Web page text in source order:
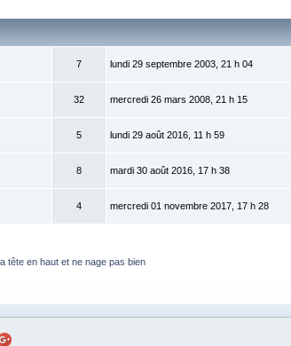
7 lundi 29 septembre 2003, 21 h 04
32 mercredi 26 mars 2008, 21 h 15
5 lundi 29 août 2016, 11 h 59
8 mardi 30 août 2016, 17 h 38
4 mercredi 01 novembre 2017, 17 h 28
tête en haut et ne nage pas bien